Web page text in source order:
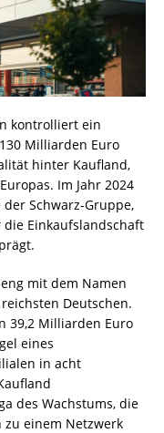
kontrolliert ein
Milliarden Euro
hinter Kaufland,
Im Jahr 2024
Schwarz-Gruppe,
Einkaufslandschaft
mit dem Namen
Deutschen.
39,2 Milliarden Euro
eines
in acht
des Wachstums, die
zu einem Netzwerk